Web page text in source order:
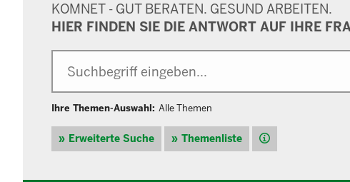
KOMNET - GUT BERATEN. GESUND ARBEITEN.
HIER FINDEN SIE DIE ANTWORT AUF IHRE
Ihre Themen-Auswahl: Alle Themen
Erweiterte Suche Themenliste Hilfe